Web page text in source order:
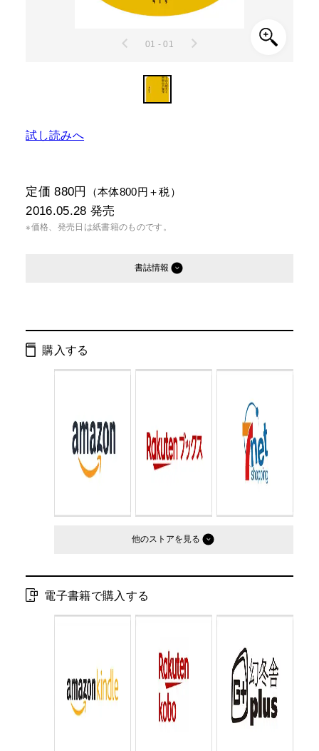
01 - 01
試し読みへ
定価 880円 （本体800円＋税）
2016.05.28 発売
※価格、発売日は紙書籍のものです。
書誌情報
ページ数：
判型： 新書判
購入する
他のストア
電子書籍で購入する